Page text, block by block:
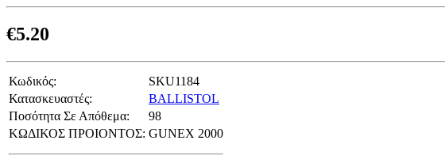
€5.20
Κωδικός:
SKU1184
Κατασκευαστές:
BALLISTOL
Ποσότητα Σε Απόθεμα:
98
ΚΩΔΙΚΟΣ ΠΡΟΙΟΝΤΟΣ: GUNEX 2000